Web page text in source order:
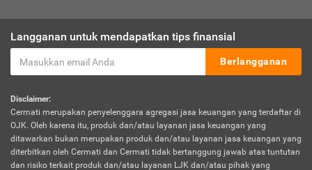
Langganan untuk mendapatkan tips finansial
Berlangganan
Disclaimer:
Cermati merupakan penyelenggara agregasi jasa keuangan yang terdaftar di
OJK. Oleh karena itu, produk dan/atau layanan jasa keuangan yang
ditawarkan bukan merupakan produk dan/atau layanan jasa keuangan yang
diterbitkan oleh Cermati dan Cermati tidak bertanggung jawab atas tuntutan
dan risiko terkait produk dan/atau layanan LJK dan/atau pihak yang